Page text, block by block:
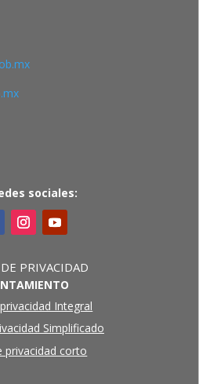
sociales:
PRIVACIDAD
Integral
Simplificado
privacidad corto